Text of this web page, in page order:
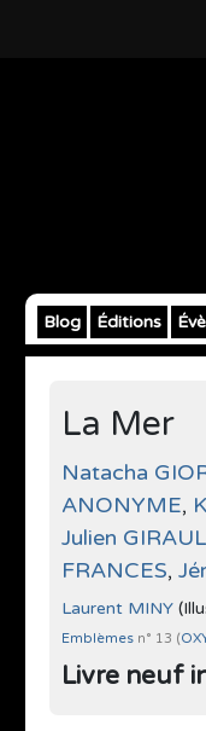
Blog Éditions
La Mer
Natacha
ANONYME,
Julien
FRANCES,
Laurent MINY
Emblèmes n° 13 (
Livre neuf